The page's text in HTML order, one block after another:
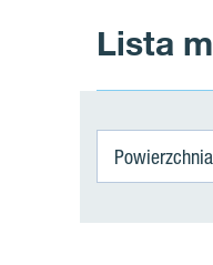
Lista
Powierzchnia